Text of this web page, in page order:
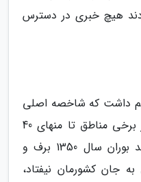
هیچ خبری در دسترس
داشت که شاخصه اصلی
آن کاهش شدید هوا بود که در برخی مناطق تا منهای 40
درجه نیز رفت. در آن سال مانند بوران سال 1350 برف و
جان کشورمان نیفتاد،